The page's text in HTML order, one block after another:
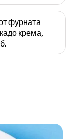
фурната
крема,